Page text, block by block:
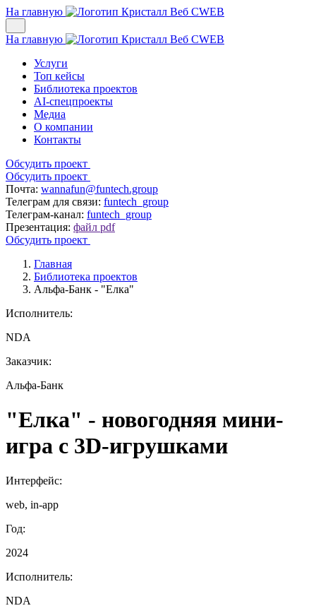
На главную
На главную
Услуги
Топ кейсы
Библиотека проектов
AI-спецпроекты
Медиа
О компании
Контакты
Обсудить проект
Обсудить проект
Почта: wannafun@funtech.group
Телеграм для связи: funtech_group
Телеграм-канал: funtech_group
Презентация: файл pdf
Обсудить проект
Главная
Библиотека проектов
Альфа-Банк - "Елка"
Исполнитель:
NDA
Заказчик:
Альфа-Банк
"Елка" - новогодняя мини-
игра с 3D‑игрушками
Интерфейс:
web, in-app
Год:
2024
Исполнитель:
NDA